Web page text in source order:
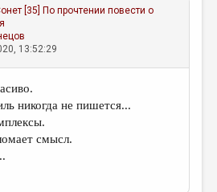
[35] По прочтении повести о
13:52:29
никогда не пишется...
смысл.